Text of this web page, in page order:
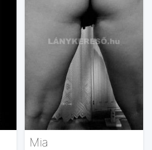
Mia